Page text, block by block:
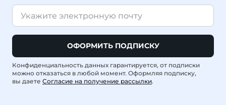
ОФОРМИТЬ ПОДПИСКУ
Конфиденциальность данных гарантируется, от подписки
можно отказаться в любой момент. Оформляя подписку,
вы даете Согласие на получение рассылки.